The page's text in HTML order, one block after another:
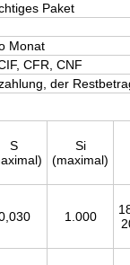
Paket
Monat
CFR, CNF
der
S
Si
(maximal)
1.000